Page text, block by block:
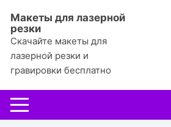
содержимому
Макеты для лазерной
резки
Скачайте макеты для
лазерной резки и
гравировки бесплатно